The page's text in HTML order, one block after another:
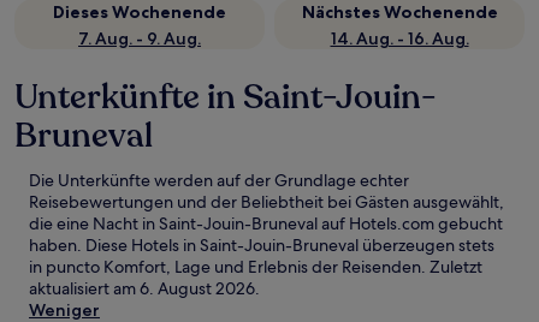
Dieses Wochenende
7. Aug. - 9. Aug.
Nächstes Wochenende
14. Aug. - 16. Aug.
Unterkünfte in Saint-Jouin-
Bruneval
Die Unterkünfte werden auf der Grundlage echter
Reisebewertungen und der Beliebtheit bei Gästen ausgewählt,
die eine Nacht in Saint-Jouin-Bruneval auf Hotels.com gebucht
haben. Diese Hotels in Saint-Jouin-Bruneval überzeugen stets
in puncto Komfort, Lage und Erlebnis der Reisenden. Zuletzt
aktualisiert am6. August 2026.
Weniger